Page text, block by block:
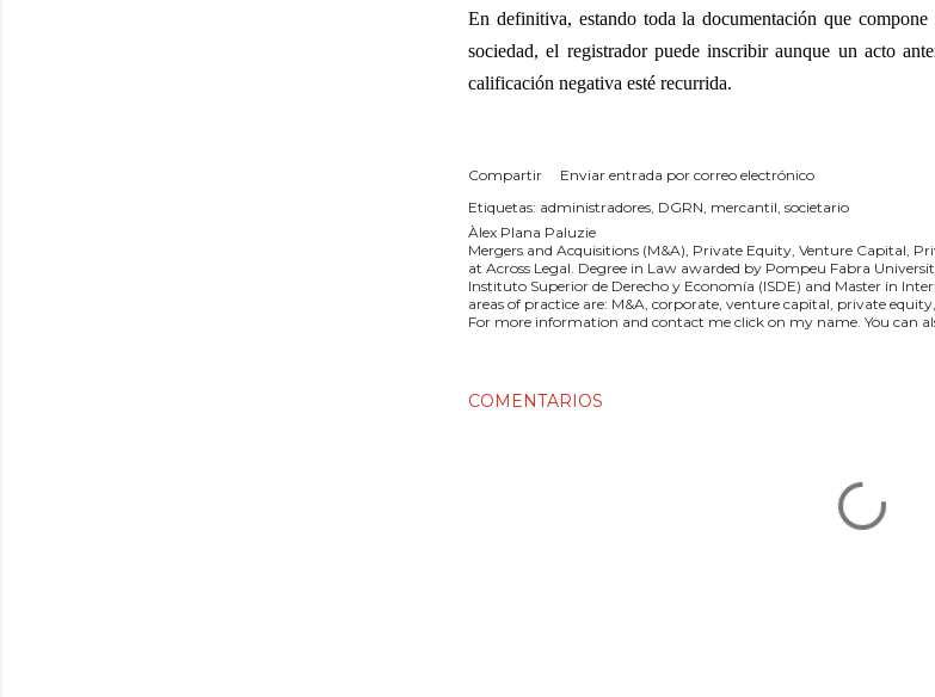
En definitiva, estando toda la documentación que
sociedad, el registrador puede inscribir aunque un acto
calificación negativa esté recurrida.
Compartir
Enviar entrada por correo electrónico
Etiquetas: administradores DGRN mercantil societario
Àlex Plana Paluzie
Mergers and Acquisitions (M&A), Private Equity, Venture Capital,
at Across Legal. Degree in Law awarded by Pompeu Fabra
Instituto Superior de Derecho y Economía (ISDE) and Master in
areas of practice are: M&A, corporate, venture capital, private
For more information and contact me click on my name. You can
COMENTARIOS